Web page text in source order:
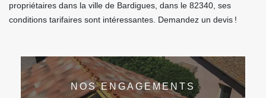
propriétaires dans la ville de Bardigues, dans le 82340, ses
conditions tarifaires sont intéressantes. Demandez un devis !
NOS ENGAGEMENTS